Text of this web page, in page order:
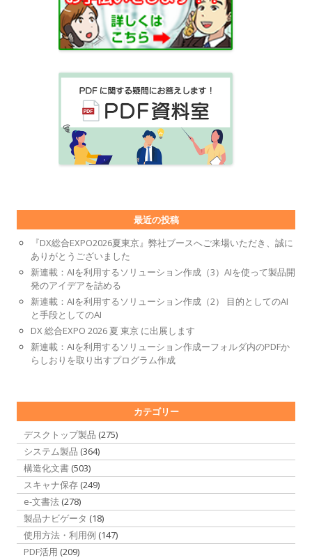
最近の投稿
『DX総合EXPO2026夏東京』弊社ブースへご来場いただき、誠に
ありがとうございました
新連載：AIを利用するソリューション作成（3）AIを使って製品開
発のアイデアを詰める
新連載：AIを利用するソリューション作成（2） 目的としてのAI
と手段としてのAI
DX 総合EXPO 2026 夏 東京 に出展します
新連載：AIを利用するソリューション作成ーフォルダ内のPDFか
らしおりを取り出すプログラム作成
カテゴリー
デスクトップ製品 (275)
システム製品 (364)
構造化文書 (503)
スキャナ保存 (249)
e-文書法 (278)
製品ナビゲータ (18)
使用方法・利用例 (147)
PDF活用 (209)